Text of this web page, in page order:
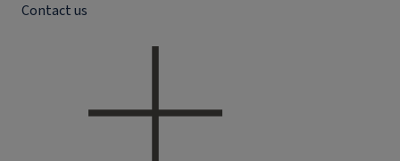
Contact us